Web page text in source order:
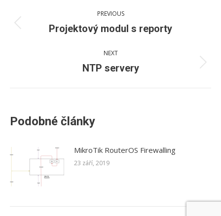
navigation
PREVIOUS
Previous
Projektový modul s reporty
NEXT
Next
NTP servery
Podobné články
MikroTik RouterOS Firewalling
23 září, 2019